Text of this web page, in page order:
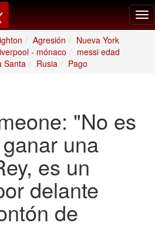
Agresión
Nueva York
- mónaco
messi edad
Santa
Rusia Pago
"No es
una
es un
delante
de